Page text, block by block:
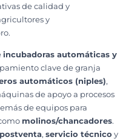
de calidad y
y
incubadoras automáticas y
clave de granja
automáticos (niples),
de apoyo a procesos
de equipos para
molinos/chancadores.
postventa, servicio técnico y